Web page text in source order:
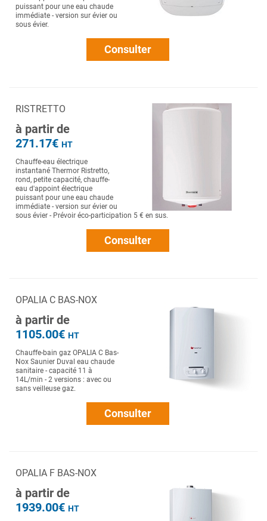
puissant pour une eau chaude
immédiate - version sur évier ou
sous évier.
Consulter
RISTRETTO
à partir de
271.17€ HT
Chauffe-eau électrique
instantané Thermor Ristretto,
rond, petite capacité, chauffe-
eau d'appoint électrique
puissant pour une eau chaude
immédiate - version sur évier ou
sous évier - Prévoir éco-participation 5 € en sus.
Consulter
OPALIA C BAS-NOX
à partir de
1105.00€ HT
Chauffe-bain gaz OPALIA C Bas-
Nox Saunier Duval eau chaude
sanitaire - capacité 11 à
14L/min - 2 versions : avec ou
sans veilleuse gaz.
Consulter
OPALIA F BAS-NOX
à partir de
1939.00€ HT